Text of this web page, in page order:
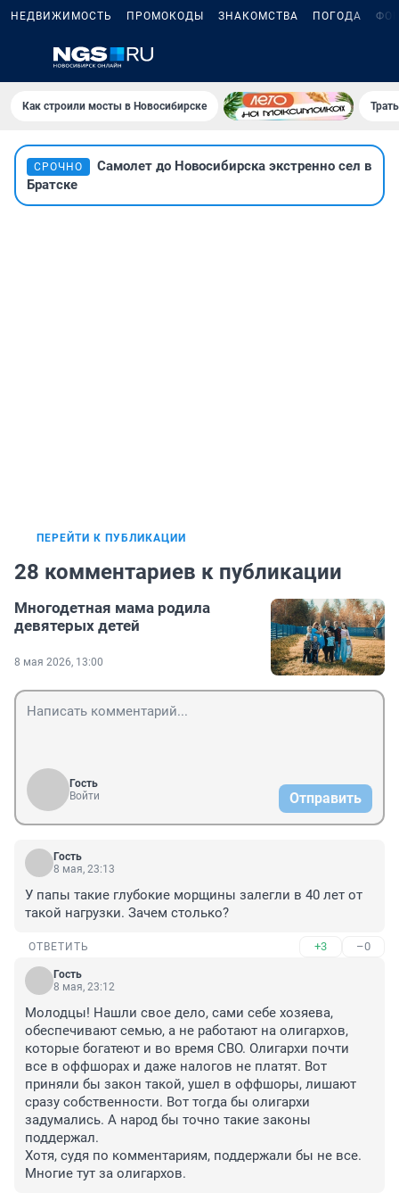
НЕДВИЖИМОСТЬ ПРОМОКОДЫ ЗНАКОМСТВА ПОГОДА
Как строили мосты в Новосибирске
СРОЧНО
Самолет до Новосибирска экстренно сел в
Братске
ПЕРЕЙТИ К ПУБЛИКАЦИИ
28 комментариев к публикации
Многодетная мама родила
девятерых детей
8 мая 2026, 13:00
Гость
Войти
Отправить
Гость
8 мая, 23:13
У папы такие глубокие морщины залегли в 40 лет от
такой нагрузки. Зачем столько?
ОТВЕТИТЬ +3 –0
Гость
8 мая, 23:12
Молодцы! Нашли свое дело, сами себе хозяева,
обеспечивают семью, а не работают на олигархов,
которые богатеют и во время СВО. Олигархи почти
все в оффшорах и даже налогов не платят. Вот
приняли бы закон такой, ушел в оффшоры, лишают
сразу собственности. Вот тогда бы олигархи
задумались. А народ бы точно такие законы
поддержал.
Хотя, судя по комментариям, поддержали бы не все.
Многие тут за олигархов.